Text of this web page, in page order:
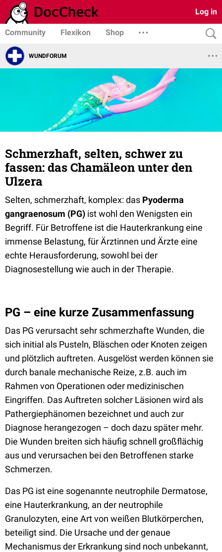
Log in
Community Flexikon Shop
WUNDFORUM
Schmerzhaft, selten, schwer zu
fassen: das Chamäleon unter den
Ulzera
Selten, schmerzhaft, komplex: das Pyoderma
gangraenosum (PG) ist wohl den Wenigsten ein
Begriff. Für Betroffene ist die Hauterkrankung eine
immense Belastung, für Ärztinnen und Ärzte eine
echte Herausforderung, sowohl bei der
Diagnosestellung wie auch in der Therapie.
PG – eine kurze Zusammenfassung
Das PG verursacht sehr schmerzhafte Wunden, die
sich initial als Pusteln, Bläschen oder Knoten zeigen
und plötzlich auftreten. Ausgelöst werden können sie
durch banale mechanische Reize, z.B. auch im
Rahmen von Operationen oder medizinischen
Eingriffen. Das Auftreten solcher Läsionen wird als
Pathergiephänomen bezeichnet und auch zur
Diagnose herangezogen – doch dazu später mehr.
Die Wunden breiten sich häufig schnell großflächig
aus und verursachen bei den Betroffenen starke
Schmerzen.
Das PG ist eine sogenannte neutrophile Dermatose,
eine Hauterkrankung, an der neutrophile
Granulozyten, eine Art von weißen Blutkörperchen,
beteiligt sind. Die Ursache und der genaue
Mechanismus der Erkrankung sind noch unbekannt,